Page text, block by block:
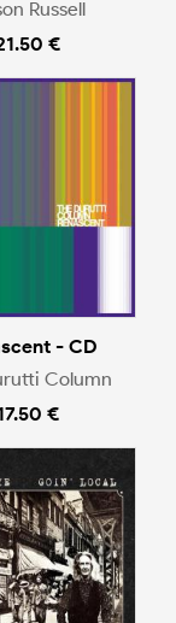
Russell
€
- CD
Column
€